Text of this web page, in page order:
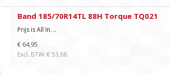
Band 185/70R14TL 88H Torque TQ021
Prijs is All In. ..
€ 64,95
Excl. BTW: € 53,68